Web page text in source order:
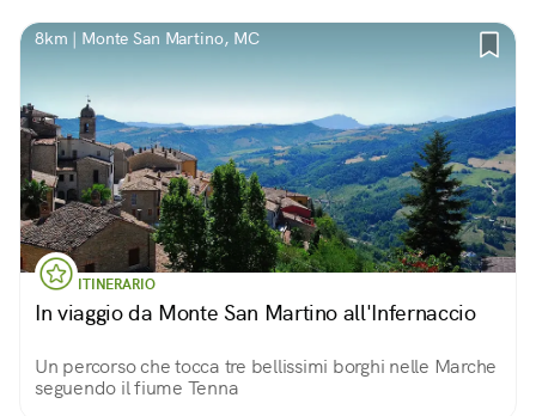
8km | Monte San Martino, MC
ITINERARIO
In viaggio da Monte San Martino all'Infernaccio
Un percorso che tocca tre bellissimi borghi nelle Marche
seguendo il fiume Tenna